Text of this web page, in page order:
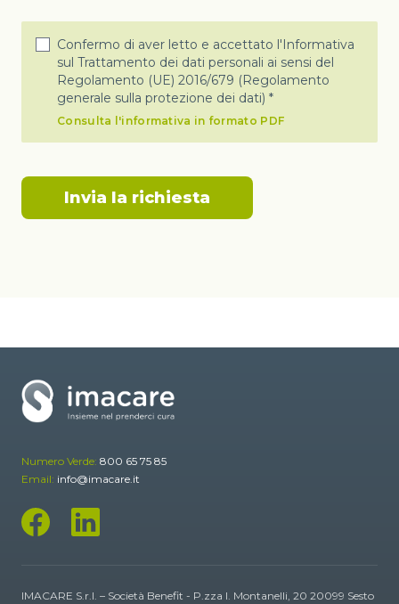
Confermo di aver letto e accettato l'Informativa
sul Trattamento dei dati personali ai sensi del
Regolamento (UE) 2016/679 (Regolamento
generale sulla protezione dei dati) *
Consulta l'informativa in formato PDF
Numero Verde: 800 65 75 85
Email: info@imacare.it
IMACARE S.r.l. – Società Benefit - P.zza I. Montanelli, 20 20099 Sesto